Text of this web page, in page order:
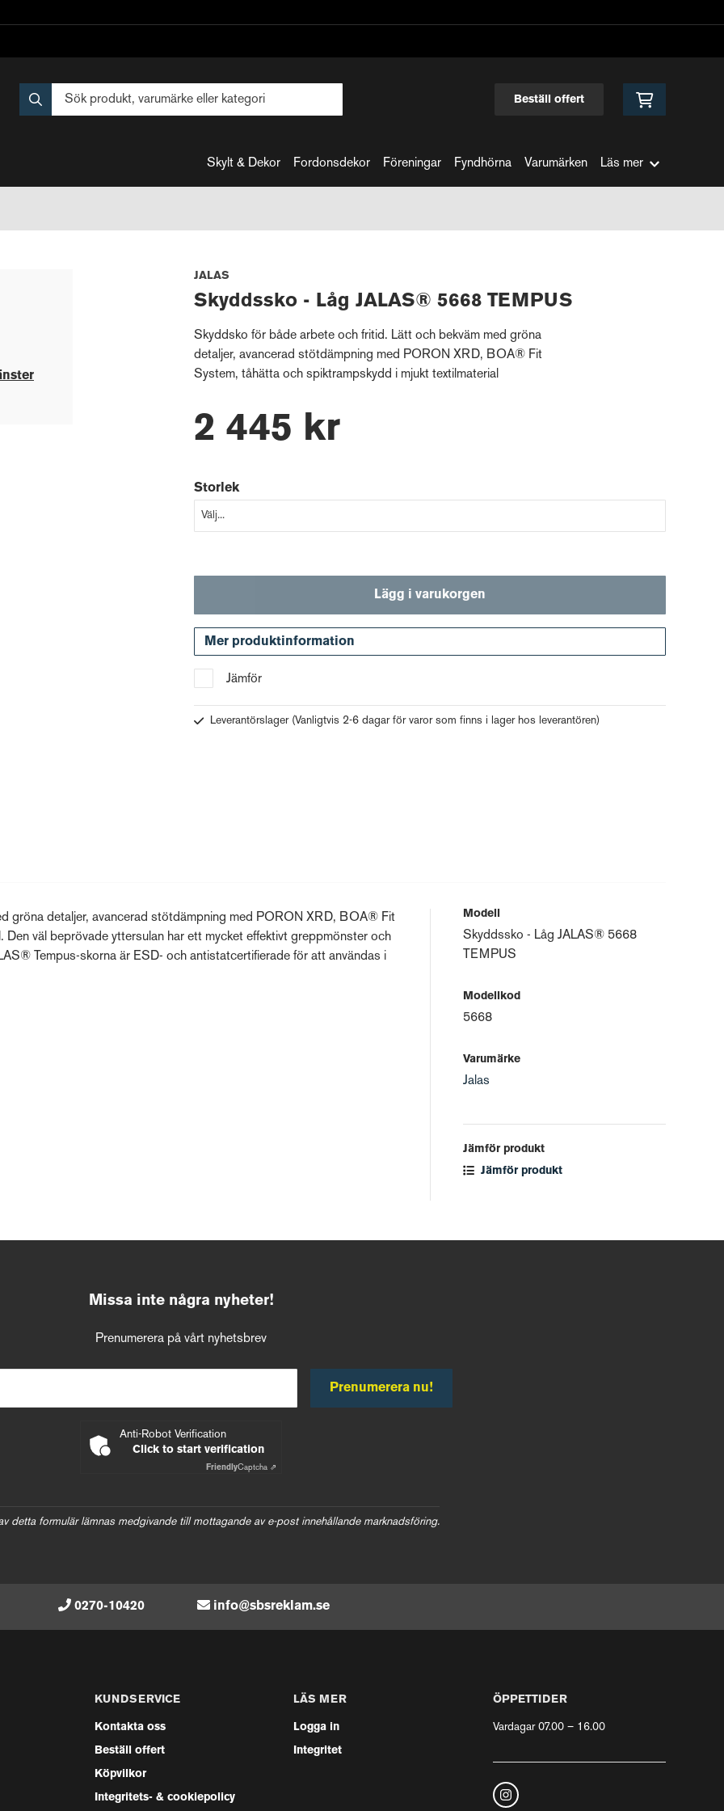
Beställ offert
Skylt & Dekor Fordonsdekor Föreningar Fyndhörna Varumärken Läs mer
JALAS
Skyddssko - Låg JALAS® 5668 TEMPUS
Skyddsko för både arbete och fritid. Lätt och bekväm med gröna
detaljer, avancerad stötdämpning med PORON XRD, BOA® Fit
System, tåhätta och spiktrampskydd i mjukt textilmaterial
2 445 kr
Storlek
Lägg i varukorgen
Mer produktinformation
Jämför
Leverantörslager (Vanligtvis 2-6 dagar för varor som finns i lager hos leverantören)
gröna detaljer, avancerad stötdämpning med PORON XRD, BOA® Fit
väl beprövade yttersulan har ett mycket effektivt greppmönster och
Tempus-skorna är ESD- och antistatcertifierade för att användas i
Modell
Skyddssko - Låg JALAS® 5668
TEMPUS
Modellkod
5668
Varumärke
Jalas
Jämför produkt
Jämför produkt
Missa inte några nyheter!
Prenumerera på vårt nyhetsbrev
Prenumerera nu!
Anti-Robot Verification
Click to start verification
FriendlyCaptcha ⇗
detta formulär lämnas medgivande till mottagande av e-post innehållande marknadsföring.
0270-10420 info@sbsreklam.se
KUNDSERVICE
Kontakta oss
Beställ offert
Köpvilkor
Integritets- & cookiepolicy
LÄS MER
Logga in
Integritet
ÖPPETTIDER
Vardagar 07.00 – 16.00